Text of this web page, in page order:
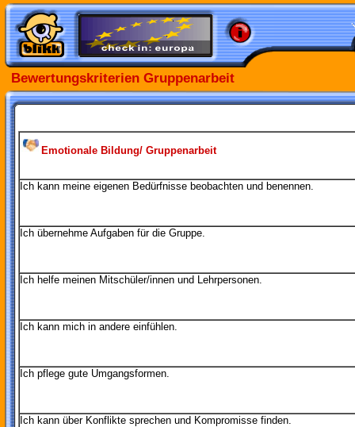
Bewertungskriterien Gruppenarbeit
Emotionale Bildung/ Gruppenarbeit
Ich kann meine eigenen Bedürfnisse beobachten und benennen.
Ich übernehme Aufgaben für die Gruppe.
Ich helfe meinen Mitschüler/innen und Lehrpersonen.
Ich kann mich in andere einfühlen.
Ich pflege gute Umgangsformen.
Ich kann über Konflikte sprechen und Kompromisse finden.